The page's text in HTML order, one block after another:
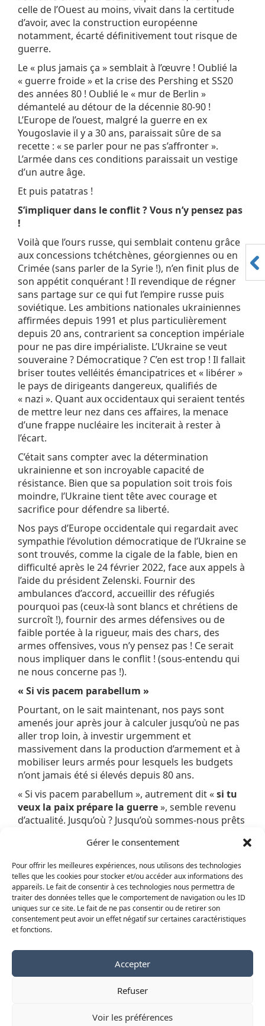
Gérer le consentement
Pour offrir les meilleures expériences, nous utilisons des technologies
telles que les cookies pour stocker et/ou accéder aux informations des
appareils. Le fait de consentir à ces technologies nous permettra de
traiter des données telles que le comportement de navigation ou les ID
uniques sur ce site. Le fait de ne pas consentir ou de retirer son
consentement peut avoir un effet négatif sur certaines caractéristiques
et fonctions.
Accepter
Refuser
Voir les préférences
celle de l’Ouest au moins, vivait dans la certitude
d’avoir, avec la construction européenne
notamment, écarté définitivement tout risque de
guerre.
Le « plus jamais ça » semblait à l’œuvre ! Oublié la
« guerre froide » et la crise des Pershing et SS20
des années 80 ! Oublié le « mur de Berlin »
démantelé au détour de la décennie 80-90 !
L’Europe de l’ouest, malgré la guerre en ex
Yougoslavie il y a 30 ans, paraissait sûre de sa
recette : « se parler pour ne pas s’affronter ».
L’armée dans ces conditions paraissait un vestige
d’un autre âge.
Et puis patatras !
S’impliquer dans le conflit ? Vous n’y pensez pas
!
Voilà que l’ours russe, qui semblait contenu grâce
aux concessions tchétchènes, géorgiennes ou en
Crimée (sans parler de la Syrie !), n’en finit plus de
son appétit conquérant ! Il revendique de régner
sans partage sur ce qui fut l’empire russe puis
soviétique. Les ambitions nationales ukrainiennes
affirmées depuis 1991 et plus particulièrement
depuis 20 ans, contrarient sa conception impériale
pour ne pas dire impérialiste. L’Ukraine se veut
souveraine ? Démocratique ? C’en est trop ! Il fallait
briser toutes velléités émancipatrices et « libérer »
le pays de dirigeants dangereux, qualifiés de
« nazi ». Quant aux occidentaux qui seraient tentés
de mettre leur nez dans ces affaires, la menace
d’une frappe nucléaire les inciterait à rester à
l’écart.
C’était sans compter avec la détermination
ukrainienne et son incroyable capacité de
résistance. Bien que sa population soit trois fois
moindre, l’Ukraine tient tête avec courage et
sacrifice pour défendre sa liberté.
Nos pays d’Europe occidentale qui regardait avec
sympathie l’évolution démocratique de l’Ukraine se
sont trouvés, comme la cigale de la fable, bien en
difficulté après le 24 février 2022, face aux appels à
l’aide du président Zelenski. Fournir des
ambulances d’accord, accueillir des réfugiés
pourquoi pas (ceux-là sont blancs et chrétiens de
surcroît !), fournir des armes défensives ou de
faible portée à la rigueur, mais des chars, des
armes offensives, vous n’y pensez pas ! Ce serait
nous impliquer dans le conflit ! (sous-entendu qui
ne nous concerne pas !).
« Si vis pacem parabellum »
Pourtant, on le sait maintenant, nos pays sont
amenés jour après jour à calculer jusqu’où ne pas
aller trop loin, à investir urgemment et
massivement dans la production d’armement et à
mobiliser leurs armés pour lesquels les budgets
n’ont jamais été si élevés depuis 80 ans.
« Si vis pacem parabellum », autrement dit «si tu
veux la paix prépare la guerre», semble revenu
d’actualité. Jusqu’où ? Jusqu’où sommes-nous prêts
exactement pour contrer l’appétit de l’ogre de
Moscou ? Car c’est bien de cela qu’il s’agit
aujourd’hui : défendre notre conception
démocratique contre les tentations totalitaires du
Kremlin qui pourrait bien vouloir nous faire payer
le prix des chars.
Sylvain Cuzent, président de la Mission
Un blog partenaire deRegards protestants